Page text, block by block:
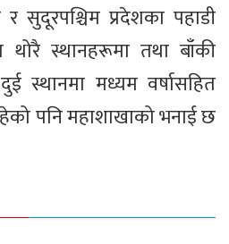
सुदूरपश्चिम प्रदेशका पहाडी
थोरै स्थानहरूमा तथा बाँकी
स्थानमा मध्यम वर्षासहित
पनि महाशाखाको भनाई छ